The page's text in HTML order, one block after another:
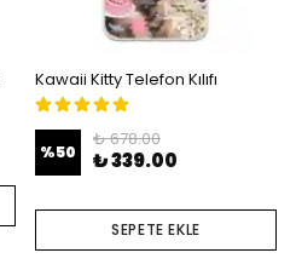
Kawaii Kitty Telefon Kılıfı
%50
₺ 678.00
₺ 339.00
SEPETE EKLE